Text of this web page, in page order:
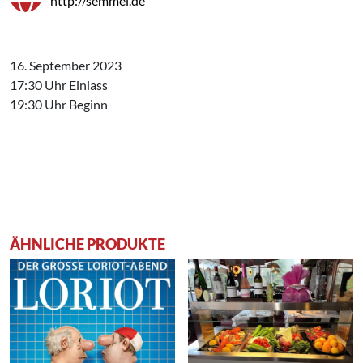
16. September 2023
17:30 Uhr Einlass
19:30 Uhr Beginn
ÄHNLICHE PRODUKTE